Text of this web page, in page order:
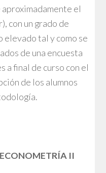
el
con un grado de
elevado tal y como se
de una encuesta
a final de curso con el
de los alumnos
II